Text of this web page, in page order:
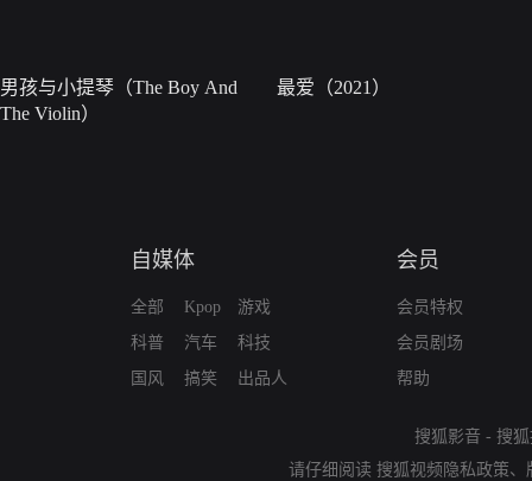
男孩与小提琴（The Boy And
The Violin）
最爱（2021）
自媒体
全部
科普
国风
Kpop
汽车
搞笑
游戏
科技
出品人
会员
会员特权
会员剧场
帮助
搜狐影音 - 搜
请仔细阅读 搜狐视频隐私政策、